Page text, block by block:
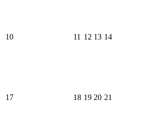
10 11 12 13 14
17 18 19 20 21